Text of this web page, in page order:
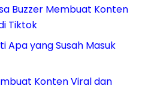
Buzzer Membuat Konten
Tiktok
Apa yang Susah Masuk
Konten Viral dan